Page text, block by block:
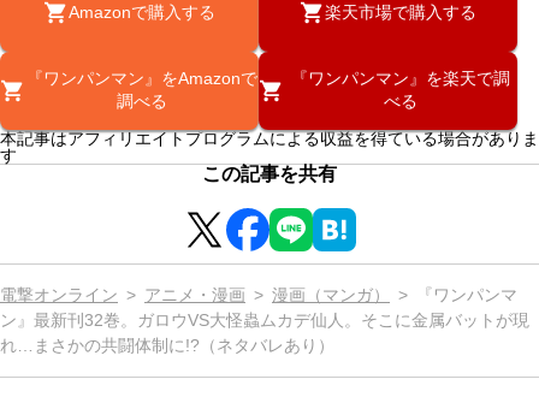
Amazonで購入する 楽天市場で購入する
『ワンパンマン』をAmazonで
調べる
『ワンパンマン』を楽天で調
べる
本記事はアフィリエイトプログラムによる収益を得ている場合がありま
す
この記事を共有
電撃オンライン アニメ・漫画 漫画（マンガ）
『ワンパンマ
ン』最新刊32巻。ガロウVS大怪蟲ムカデ仙人。そこに金属バットが現
れ…まさかの共闘体制に!?（ネタバレあり）